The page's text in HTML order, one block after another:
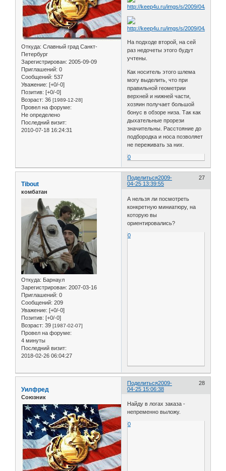
Откуда: Славный град Санкт-
Петербург
Зарегистрирован: 2005-09-09
Приглашений: 0
Сообщений: 537
Уважение: [+0/-0]
Позитив: [+0/-0]
Возраст: 36 [1989-12-28]
Провел на форуме:
Не определено
Последний визит:
2010-07-18 16:24:31
На подходе второй, на сей
раз недочеты этого будут
учтены.
Как носитель этого шлема
могу выделить, что при
правильной геометрии
верхней и нижней части,
хозяин получает большой
бонус в обзоре низа. Так как
дыхательные прорези
значительны. Расстояние до
подбородка и носа позволяет
не переживать за них.
0
Поделиться 27
2009-
04-25 13:39:55
Tibout
комбатан
Откуда: Барнаул
Зарегистрирован: 2007-03-16
Приглашений: 0
Сообщений: 209
Уважение: [+0/-0]
Позитив: [+0/-0]
Возраст: 39 [1987-02-07]
Провел на форуме:
4 минуты
Последний визит:
2018-02-26 06:04:27
А нельзя ли посмотреть
конкретную миниатюру, на
которую вы
ориентировались?
0
Поделиться 28
2009-
04-25 15:06:38
Уилфред
Союзник
Найду в логах заказа -
непременно выложу.
0